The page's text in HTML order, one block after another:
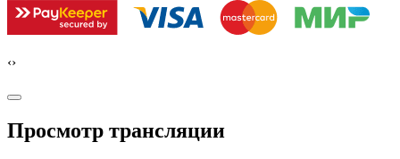
‹›
Просмотр трансляции